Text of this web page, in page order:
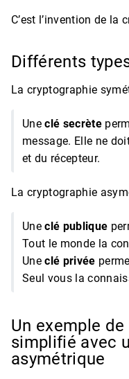
C’est l’invention de la
Différents
La cryptographie
Uneclé secrète
message. Elle ne
et du récepteur.
La cryptographie
Uneclé publique
Tout le monde la
Uneclé privée
Seul vous la
Un exemple
simplifié avec
asymétrique